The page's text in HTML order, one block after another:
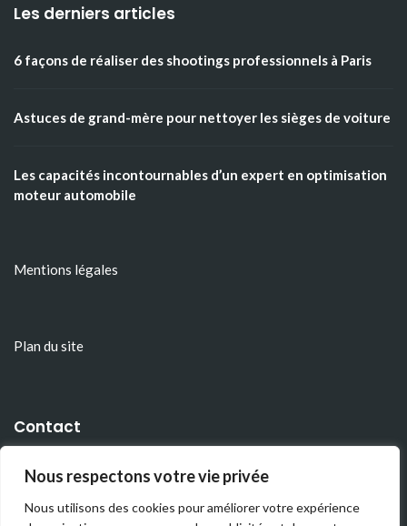
Nous respectons votre vie privée
Nous utilisons des cookies pour améliorer votre expérience
Les derniers articles
6 façons de réaliser des shootings professionnels à Paris
Astuces de grand-mère pour nettoyer les sièges de voiture
Les capacités incontournables d’un expert en optimisation
moteur automobile
Mentions légales
Plan du site
Contact
admin [@] lemug.fr